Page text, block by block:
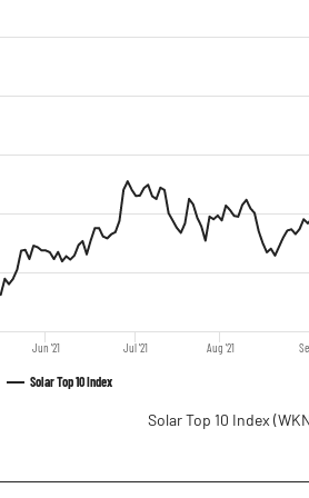
Solar Top 10 Index
Jun '21 Jul '21 Aug '21
Solar Top 10 Index